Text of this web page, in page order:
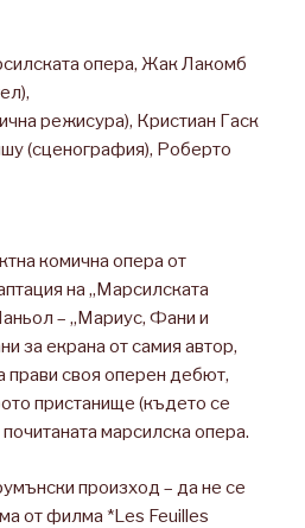
опера, Жак Лакомб
режисура), Кристиан Гаск
(сценография), Роберто
комична опера от
на „Марсилската
– „Мариус, Фани и
за екрана от самия автор,
прави своя оперен дебют,
пристанище (където се
марсилска опера.
произход – да не се
от филма *Les Feuilles